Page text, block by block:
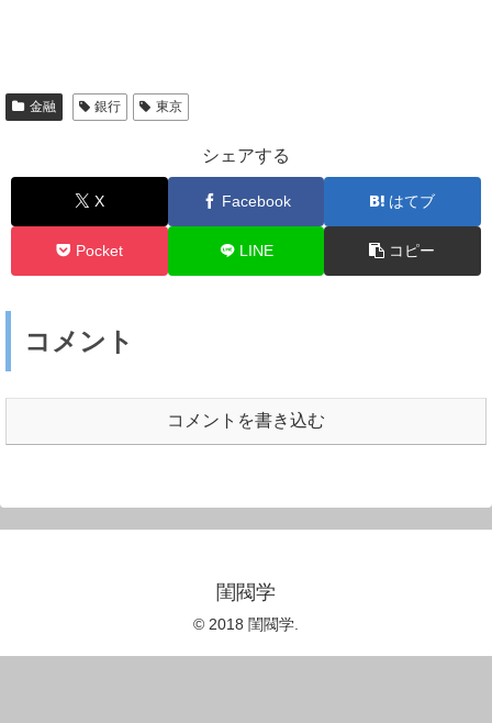
金融 銀行 東京
シェアする
X Facebook はてブ
Pocket LINE コピー
コメント
コメントを書き込む
閨閥学
© 2018 閨閥学.